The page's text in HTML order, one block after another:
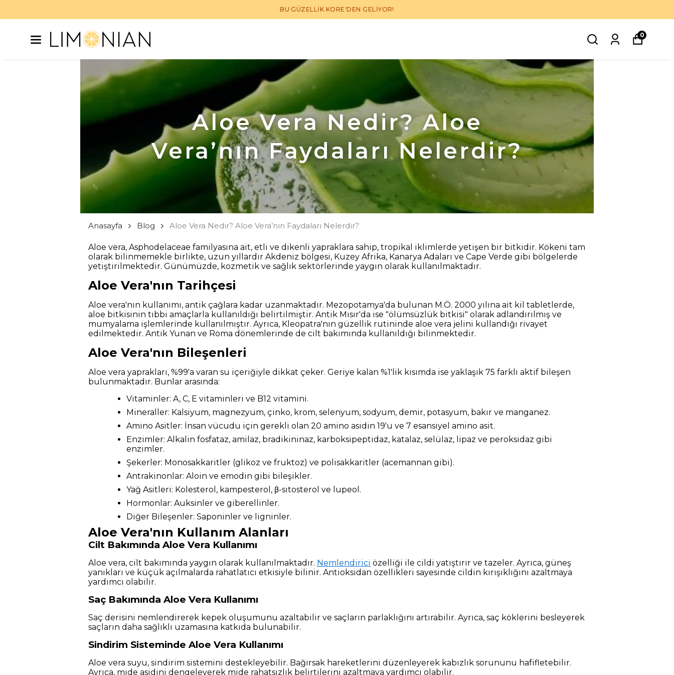
BU GÜZELLİK KORE'DEN GELİYOR!
0
Aloe Vera Nedir? Aloe
Vera’nın Faydaları Nelerdir?
Anasayfa Blog Aloe Vera Nedir? Aloe Vera’nın Faydaları Nelerdir?
Aloe vera, Asphodelaceae familyasına ait, etli ve dikenli yapraklara sahip, tropikal iklimlerde yetişen bir bitkidir. Kökeni tam
olarak bilinmemekle birlikte, uzun yıllardır Akdeniz bölgesi, Kuzey Afrika, Kanarya Adaları ve Cape Verde gibi bölgelerde
yetiştirilmektedir. Günümüzde, kozmetik ve sağlık sektörlerinde yaygın olarak kullanılmaktadır.
Aloe Vera'nın Tarihçesi
Aloe vera'nın kullanımı, antik çağlara kadar uzanmaktadır. Mezopotamya'da bulunan M.Ö. 2000 yılına ait kil tabletlerde,
aloe bitkisinin tıbbi amaçlarla kullanıldığı belirtilmiştir. Antik Mısır'da ise "ölümsüzlük bitkisi" olarak adlandırılmış ve
mumyalama işlemlerinde kullanılmıştır. Ayrıca, Kleopatra'nın güzellik rutininde aloe vera jelini kullandığı rivayet
edilmektedir. Antik Yunan ve Roma dönemlerinde de cilt bakımında kullanıldığı bilinmektedir.
Aloe Vera'nın Bileşenleri
Aloe vera yaprakları, %99'a varan su içeriğiyle dikkat çeker. Geriye kalan %1'lik kısımda ise yaklaşık 75 farklı aktif bileşen
bulunmaktadır. Bunlar arasında:
Vitaminler: A, C, E vitaminleri ve B12 vitamini.
Mineraller: Kalsiyum, magnezyum, çinko, krom, selenyum, sodyum, demir, potasyum, bakır ve manganez.
Amino Asitler: İnsan vücudu için gerekli olan 20 amino asidin 19'u ve 7 esansiyel amino asit.
Enzimler: Alkalin fosfataz, amilaz, bradikininaz, karboksipeptidaz, katalaz, selülaz, lipaz ve peroksidaz gibi
enzimler.
Şekerler: Monosakkaritler (glikoz ve fruktoz) ve polisakkaritler (acemannan gibi).
Antrakinonlar: Aloin ve emodin gibi bileşikler.
Yağ Asitleri: Kolesterol, kampesterol, β-sitosterol ve lupeol.
Hormonlar: Auksinler ve giberellinler.
Diğer Bileşenler: Saponinler ve ligninler.
Aloe Vera'nın Kullanım Alanları
Cilt Bakımında Aloe Vera Kullanımı
Aloe vera, cilt bakımında yaygın olarak kullanılmaktadır. Nemlendirici özelliği ile cildi yatıştırır ve tazeler. Ayrıca, güneş
yanıkları ve küçük açılmalarda rahatlatıcı etkisiyle bilinir. Antioksidan özellikleri sayesinde cildin kırışıklığını azaltmaya
yardımcı olabilir.
Saç Bakımında Aloe Vera Kullanımı
Saç derisini nemlendirerek kepek oluşumunu azaltabilir ve saçların parlaklığını artırabilir. Ayrıca, saç köklerini besleyerek
saçların daha sağlıklı uzamasına katkıda bulunabilir.
Sindirim Sisteminde Aloe Vera Kullanımı
Aloe vera suyu, sindirim sistemini destekleyebilir. Bağırsak hareketlerini düzenleyerek kabızlık sorununu hafifletebilir.
Ayrıca, mide asidini dengeleyerek mide rahatsızlık belirtilerini azaltmaya yardımcı olabilir.